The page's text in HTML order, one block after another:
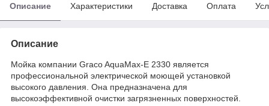
Описание Характеристики Доставка Оплата
Описание
Мойка компании Graco AquaMax-E 2330 является
профессиональной электрической моющей установкой
высокого давления. Она предназначена для
высокоэффективной очистки загрязненных поверхностей.